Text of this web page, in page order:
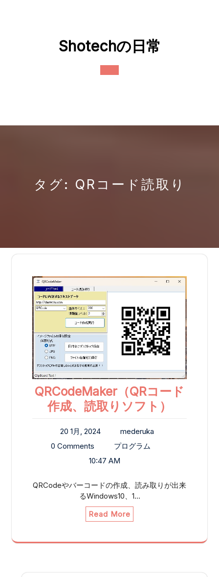
Shotechの日常
タグ: QRコード読取り
QRCodeMaker（QRコード
作成、読取りソフト）
20 1月, 2024
mederuka
0 Comments
プログラム
10:47 AM
QRCodeやバーコードの作成、読み取りが出来
るWindows10、1…
Read More